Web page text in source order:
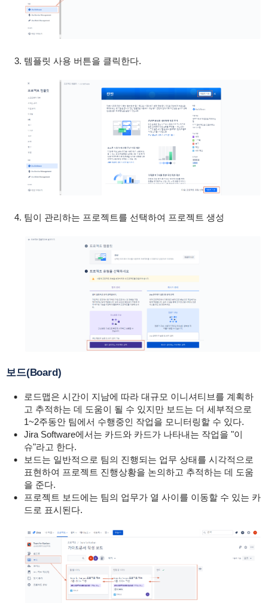
템플릿 사용 버튼을 클릭한다.
팀이 관리하는 프로젝트를 선택하여 프로젝트 생성
보드(Board)
로드맵은 시간이 지남에 따라 대규모 이니셔티브를 계획하
고 추적하는 데 도움이 될 수 있지만 보드는 더 세부적으로
1~2주동안 팀에서 수행중인 작업을 모니터링할 수 있다.
Jira Software에서는 카드와 카드가 나타내는 작업을 "이
슈"라고 한다.
보드는 일반적으로 팀의 진행되는 업무 상태를 시각적으로
표현하여 프로젝트 진행상황을 논의하고 추적하는 데 도움
을 준다.
프로젝트 보드에는 팀의 업무가 열 사이를 이동할 수 있는 카
드로 표시된다.